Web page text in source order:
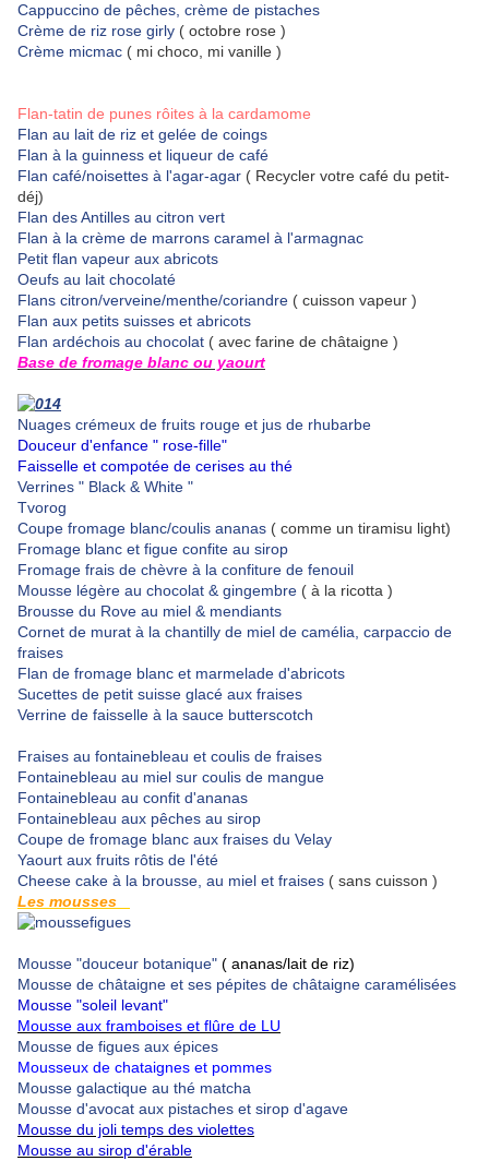
Cappuccino de pêches, crème de pistaches
Crème de riz rose girly ( octobre rose )
Crème micmac ( mi choco, mi vanille )
Flan-tatin de punes rôites à la cardamome
Flan au lait de riz et gelée de coings
Flan à la guinness et liqueur de café
Flan café/noisettes à l'agar-agar ( Recycler votre café du petit-
déj)
Flan des Antilles au citron vert
Flan à la crème de marrons caramel à l'armagnac
Petit flan vapeur aux abricots
Oeufs au lait chocolaté
Flans citron/verveine/menthe/coriandre ( cuisson vapeur )
Flan aux petits suisses et abricots
Flan ardéchois au chocolat ( avec farine de châtaigne )
Base de fromage blanc ou yaourt
Nuages crémeux de fruits rouge et jus de rhubarbe
Douceur d'enfance " rose-fille"
Faisselle et compotée de cerises au thé
Verrines " Black & White "
Tvorog
Coupe fromage blanc/coulis ananas ( comme un tiramisu light)
Fromage blanc et figue confite au sirop
Fromage frais de chèvre à la confiture de fenouil
Mousse légère au chocolat & gingembre ( à la ricotta )
Brousse du Rove au miel & mendiants
Cornet de murat à la chantilly de miel de camélia, carpaccio de
fraises
Flan de fromage blanc et marmelade d'abricots
Sucettes de petit suisse glacé aux fraises
Verrine de faisselle à la sauce butterscotch
Fraises au fontainebleau et coulis de fraises
Fontainebleau au miel sur coulis de mangue
Fontainebleau au confit d'ananas
Fontainebleau aux pêches au sirop
Coupe de fromage blanc aux fraises du Velay
Yaourt aux fruits rôtis de l'été
Cheese cake à la brousse, au miel et fraises ( sans cuisson )
Les mousses
Mousse "douceur botanique" ( ananas/lait de riz)
Mousse de châtaigne et ses pépites de châtaigne caramélisées
Mousse "soleil levant"
Mousse aux framboises et flûre de LU
Mousse de figues aux épices
Mousseux de chataignes et pommes
Mousse galactique au thé matcha
Mousse d'avocat aux pistaches et sirop d'agave
Mousse du joli temps des violettes
Mousse au sirop d'érable